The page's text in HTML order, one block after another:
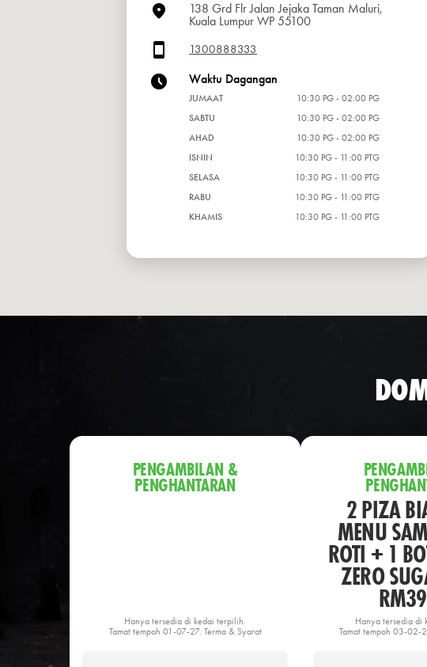
138 Grd Flr Jalan Jejaka Taman Maluri,
Kuala Lumpur WP 55100
1300888333
Waktu Dagangan
JUMAAT
10:30 PG - 02:00 PG
SABTU
10:30 PG - 02:00 PG
AHAD
10:30 PG - 02:00 PG
ISNIN
10:30 PG - 11:00 PTG
SELASA
10:30 PG - 11:00 PTG
RABU
10:30 PG - 11:00 PTG
KHAMIS
10:30 PG - 11:00 PTG
PENGAMBILAN &
PENGHANTARAN
Hanya tersedia di kedai terpilih.
Tamat tempoh 01-07-27. Terma & Syarat
2 PIZA
MENU
ROTI + 1
ZERO
Hanya tersedia di
Tamat tempoh 03-02-